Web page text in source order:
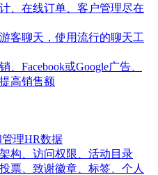
、在线订单、客户管理尽在
客聊天，使用流行的聊天工
、Facebook或Google广告、
高销售额
理HR数据
构、访问权限、活动目录
票、致谢徽章、标签、个人